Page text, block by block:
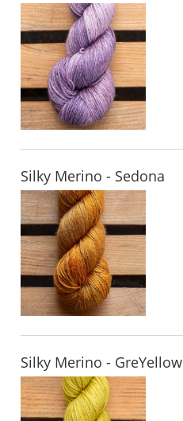
Silky Merino - Sedona
Silky Merino - GreYellow